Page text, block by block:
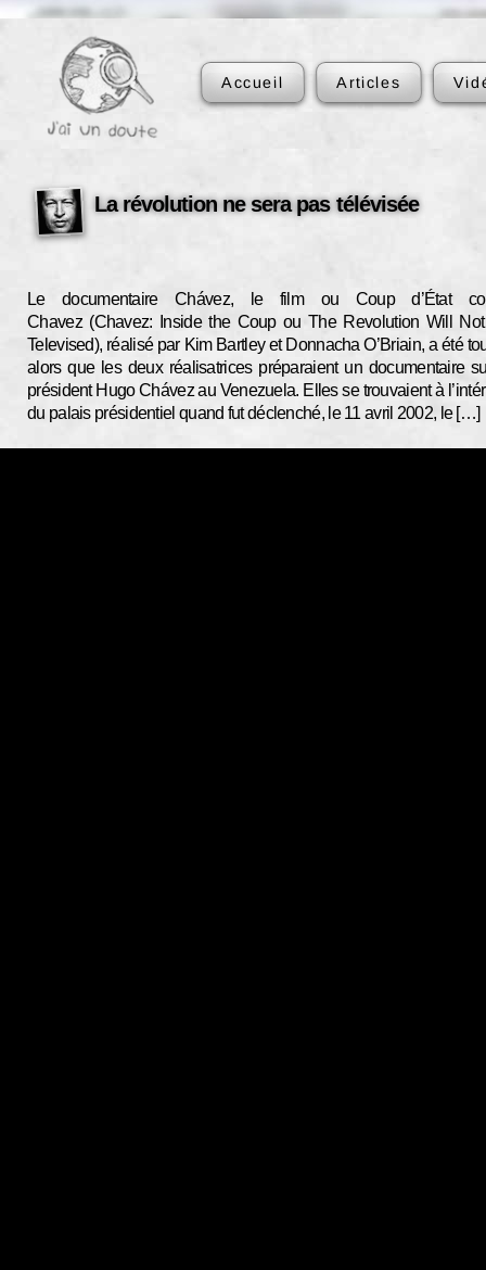
Accueil Articles
La révolution ne sera pas télévisée
Le documentaire Chávez, le film ou Coup d’État
Chavez (Chavez: Inside the Coup ou The Revolution Will
Televised), réalisé par Kim Bartley et Donnacha O’Briain, a été
alors que les deux réalisatrices préparaient un documentaire
président Hugo Chávez au Venezuela. Elles se trouvaient à
du palais présidentiel quand fut déclenché, le 11 avril 2002, le […]